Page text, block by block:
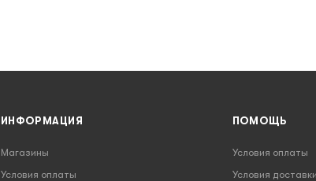
ИНФОРМАЦИЯ
Магазины
Условия оплаты
ПОМОЩЬ
Условия оплаты
Условия доставки